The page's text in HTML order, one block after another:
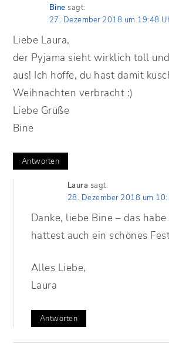
Bine sagt:
27. Dezember 2018 um 19:48
Liebe Laura,
der Pyjama sieht wirklich toll
aus! Ich hoffe, du hast damit
Weihnachten verbracht :)
Liebe Grüße
Bine
Antworten
Laura sagt:
28. Dezember 2018 um
Danke, liebe Bine – das
hattest auch ein schönes
Alles Liebe,
Laura
Antworten